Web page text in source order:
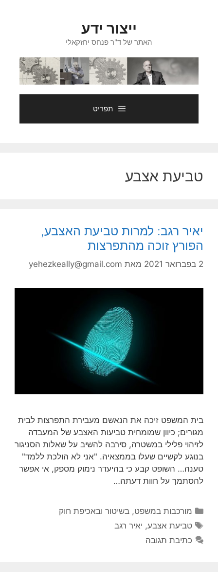
ייצור ידע
האתר של ד"ר פנחס יחזקאלי
תפריט
טביעת אצבע
יאיר רגב: למרות טביעת האצבע,
הפורץ זוכה מהתפרצות
2 בפברואר 2021 מאת yehezkeally@gmail.com
בית המשפט זיכה את הנאשם מעבירת התפרצות לבית
מגורים; כיוון שמומחית טביעות האצבע של המעבדה
לזיהוי פלילי במשטרה, סירבה להשיב על שאלות הסניגור
בנוגע לקשיים שעלו בממצאיה. "אני לא הולכת ללמד"
טענה… השופט קבע כי בהיעדר נימוק מספק, אי אפשר
להסתמך על חוות דעתה…
קטגוריות
מורכבות במשפט, בשיטור ובאכיפת חוק
תגיות
טביעת אצבע, יאיר רגב
כתיבת תגובה